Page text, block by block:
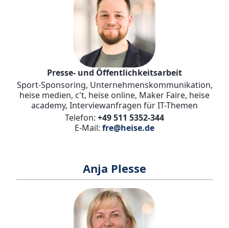
Presse- und Öffentlichkeitsarbeit
Sport-Sponsoring, Unternehmenskommunikation,
heise medien, c't, heise online, Maker Faire, heise
academy, Interviewanfragen für IT-Themen
Telefon: +49 511 5352-344
E-Mail: fre@heise.de
Anja Plesse